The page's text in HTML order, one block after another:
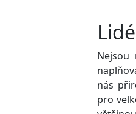
Nejsou
nás
pro